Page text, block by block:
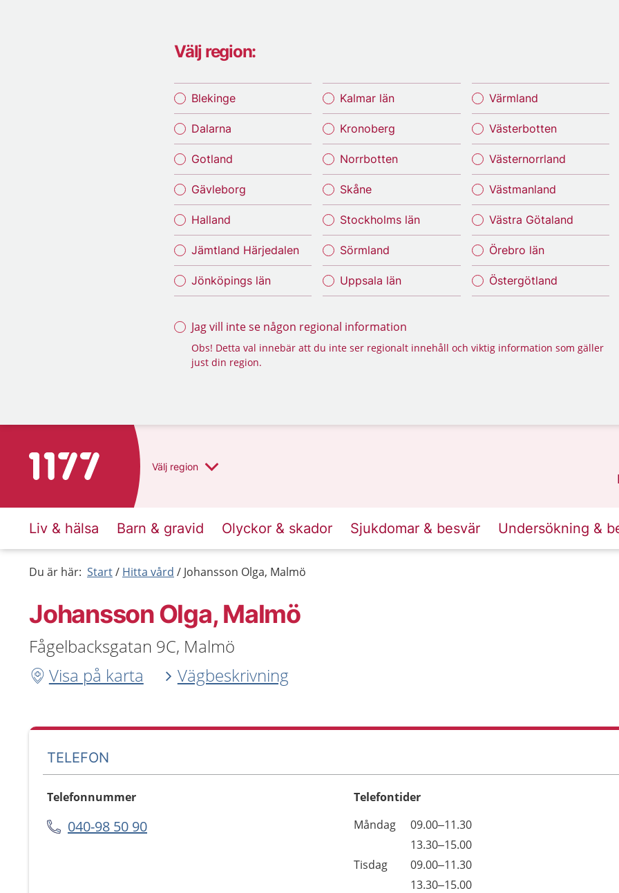
Välj region:
Blekinge
Dalarna
Gotland
Gävleborg
Halland
Jämtland Härjedalen
Jönköpings län
Kalmar län
Kronoberg
Norrbotten
Skåne
Stockholms län
Sörmland
Uppsala län
Värmland
Västerbotten
Västernorrland
Västmanland
Västra Götaland
Örebro län
Östergötland
Jag vill inte se någon regional information
Obs! Detta val innebär att du inte ser regionalt innehåll och viktig information som gäller
just din region.
Till startsidan för 1177 Välj region
Liv & hälsa Barn & gravid Olyckor & skador Sjukdomar & besvär Undersökning &
Du är här: Start Hitta vård Johansson Olga, Malmö
Johansson Olga, Malmö
Fågelbacksgatan 9C, Malmö
Visa på karta
Vägbeskrivning
TELEFON
Telefonnummer
040-98 50 90
Telefontider
Dag
Öppettider
Kommentarer
Måndag
09.00–11.30
13.30–15.00
Tisdag
09.00–11.30
13.30–15.00